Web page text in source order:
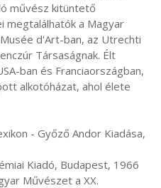
művész kitüntető
megtalálhatók a Magyar
d'Art-ban, az Utrechti
Társaságnak. Élt
ban és Franciaországban,
alkotóházat, ahol élete